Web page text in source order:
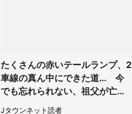
たくさんの赤いテールランプ、2
車線の真ん中にできた道... 今
でも忘れられない、祖父が亡く
なった夜に見た光景（30代女
Jタウンネット読者